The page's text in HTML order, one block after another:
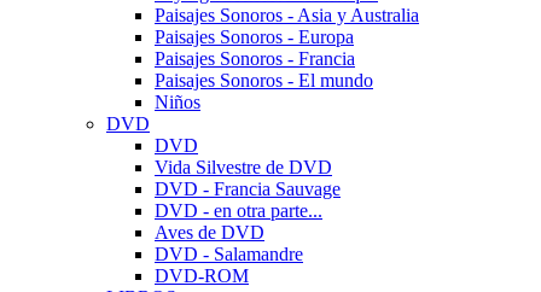
Paisajes Sonoros - Asia y Australia
Paisajes Sonoros - Europa
Paisajes Sonoros - Francia
Paisajes Sonoros - El mundo
Niños
DVD
DVD
Vida Silvestre de DVD
DVD - Francia Sauvage
DVD - en otra parte...
Aves de DVD
DVD - Salamandre
DVD-ROM